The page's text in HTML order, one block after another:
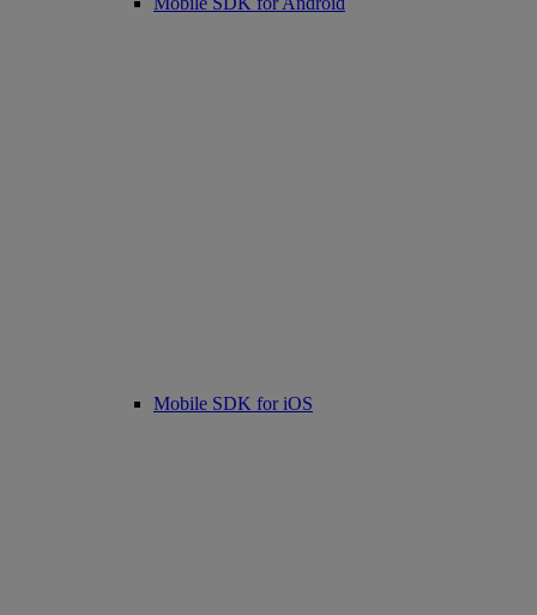
Mobile SDK for iOS